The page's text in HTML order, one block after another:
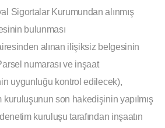
Sigortalar Kurumundan alınmış
bulunması
alınan ilişiksiz belgesinin
numarası ve inşaat
uygunluğu kontrol edilecek),
kuruluşunun son hakedişinin yapılmış
kuruluşu tarafından inşaatın